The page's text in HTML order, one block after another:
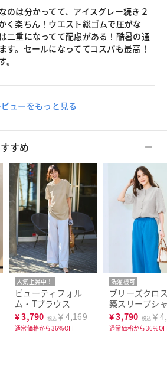
のは分かってて、アイスグレー続き２
く楽ちん！ウエスト総ゴムで圧がな
二重になってて配慮がある！酷暑の通
す。セールになっててコスパも最高！
ビューをもっと見る
すめ
人気上昇中！
洗濯機可
ビューティフォル
ム・Tブラウス
¥3,790 税込 ￥4,169
通常価格から36%OFF
洗濯機可
ブリーズクロ
築スリーブシ
¥3,790 税込 ￥
通常価格から